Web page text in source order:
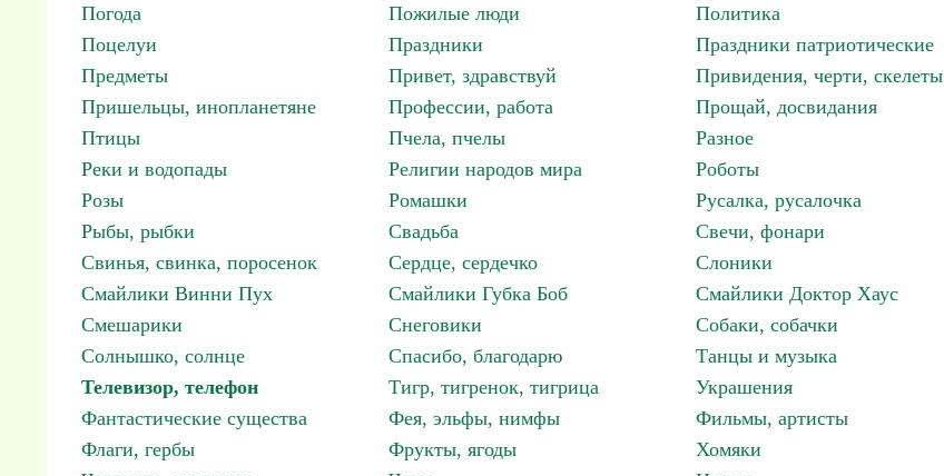
Погода
Пожилые люди
Политика
Поцелуи
Праздники
Праздники патриотические
Предметы
Привет, здравствуй
Привидения, черти, скелеты
Пришельцы, инопланетяне
Профессии, работа
Прощай, досвидания
Птицы
Пчела, пчелы
Разное
Реки и водопады
Религии народов мира
Роботы
Розы
Ромашки
Русалка, русалочка
Рыбы, рыбки
Свадьба
Свечи, фонари
Свинья, свинка, поросенок
Сердце, сердечко
Слоники
Смайлики Винни Пух
Смайлики Губка Боб
Смайлики Доктор Хаус
Смешарики
Снеговики
Собаки, собачки
Солнышко, солнце
Спасибо, благодарю
Танцы и музыка
Телевизор, телефон
Тигр, тигренок, тигрица
Украшения
Фантастические существа
Фея, эльфы, нимфы
Фильмы, артисты
Флаги, гербы
Фрукты, ягоды
Хомяки